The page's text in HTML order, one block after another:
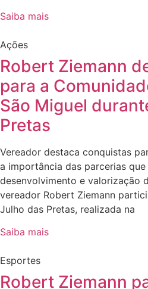
Saiba mais
Ações
Robert Ziemann
para a
São Miguel
Pretas
Vereador destaca conquistas
a importância das parcerias
desenvolvimento e valorização
vereador Robert Ziemann
Julho das Pretas, realizada na
Saiba mais
Esportes
Robert Ziemann